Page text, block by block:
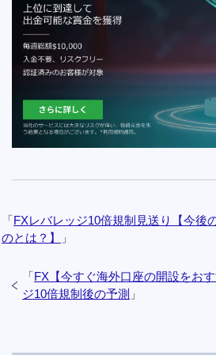
「FXレバレッジ10倍規制見送り【今後
のとは？】
」
「FX【今すぐ海外口座の開設をお
ジ10倍規制後の予測 」